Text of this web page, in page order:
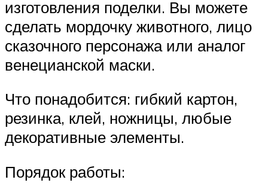
изготовления поделки. Вы можете
сделать мордочку животного, лицо
сказочного персонажа или аналог
венецианской маски.
Что понадобится: гибкий картон,
резинка, клей, ножницы, любые
декоративные элементы.
Порядок работы: